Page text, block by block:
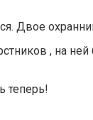
Двое
, на
теперь!